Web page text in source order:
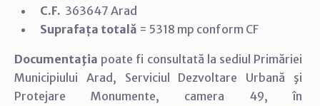
C.F. 363647 Arad
Suprafața totală = 5318 mp conform CF
Documentaţia poate fi consultată la sediul Primăriei
Municipiului Arad,
Serviciul Dezvoltare Urbană şi
Protejare Monumente, camera 49, în